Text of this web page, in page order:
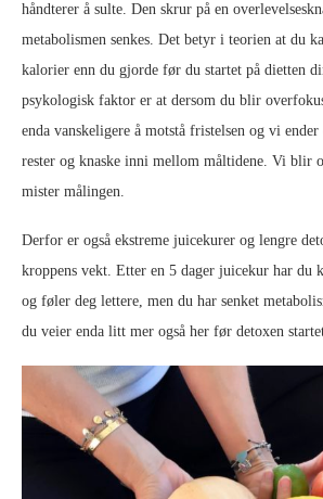
håndterer å sulte. Den skrur på en
metabolismen senkes. Det betyr i teorien at du
kalorier enn du gjorde før du startet på dietten
psykologisk faktor er at dersom du blir
enda vanskeligere å motstå fristelsen og vi ender
rester og knaske inni mellom måltidene. Vi blir
mister målingen.
Derfor er også ekstreme juicekurer og lengre
kroppens vekt. Etter en 5 dager juicekur har du
og føler deg lettere, men du har senket
du veier enda litt mer også her før detoxen